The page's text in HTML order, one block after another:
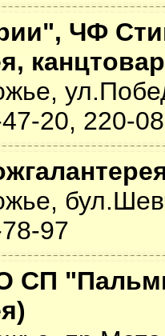
ЧФ
20, 220-
97
СП